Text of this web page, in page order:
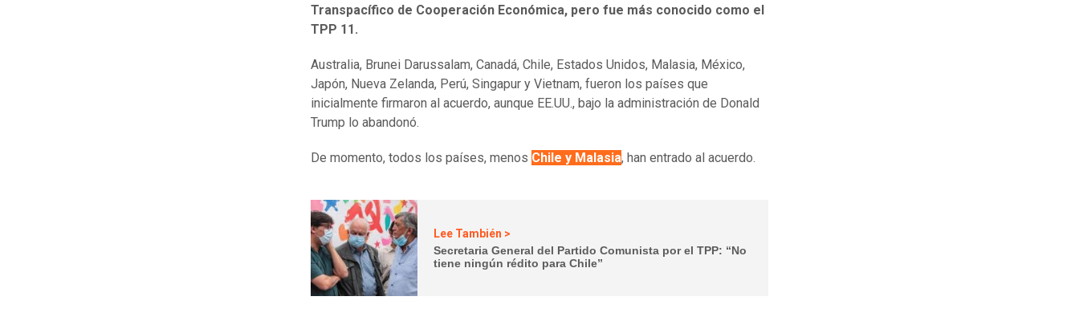
Transpacífico de Cooperación Económica, pero fue más conocido como el
TPP 11.
Australia, Brunei Darussalam, Canadá, Chile, Estados Unidos, Malasia, México,
Japón, Nueva Zelanda, Perú, Singapur y Vietnam, fueron los países que
inicialmente firmaron al acuerdo, aunque EE.UU., bajo la administración de Donald
Trump lo abandonó.
De momento, todos los países, menos Chile y Malasia, han entrado al acuerdo.
Lee También >
Secretaria General del Partido Comunista por el TPP: “No
tiene ningún rédito para Chile”